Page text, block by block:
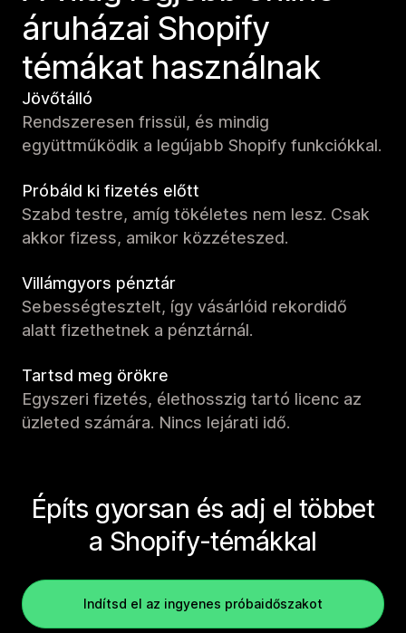
áruházai Shopify
témákat használnak
Jövőtálló
Rendszeresen frissül, és mindig
együttműködik a legújabb Shopify funkciókkal.
Próbáld ki fizetés előtt
Szabd testre, amíg tökéletes nem lesz. Csak
akkor fizess, amikor közzéteszed.
Villámgyors pénztár
Sebességtesztelt, így vásárlóid rekordidő
alatt fizethetnek a pénztárnál.
Tartsd meg örökre
Egyszeri fizetés, élethosszig tartó licenc az
üzleted számára. Nincs lejárati idő.
Építs gyorsan és adj el többet
a Shopify-témákkal
Indítsd el az ingyenes próbaidőszakot